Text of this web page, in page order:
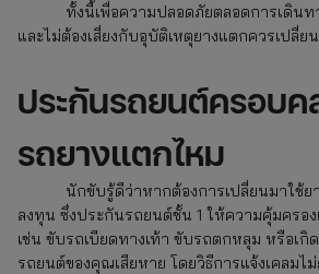
ทั้งนี้เพื่อความปลอดภัยตลอดการเดินทา
และไม่ต้องเสี่ยงกับอุบัติเหตุยางแตกควรเปลี่ย
ประกันรถยนต์ครอบ
รถยางแตกไหม
นักขับรู้ดีว่าหากต้องการเปลี่ยนมาใช้ยา
ลงทุน ซึ่งประกันรถยนต์ชั้น 1 ให้ความคุ้มครอ
เช่น ขับรถเบียดทางเท้า ขับรถตกหลุม หรือเกิ
รถยนต์ของคุณเสียหาย โดยวิธีการแจ้งเคลมไ